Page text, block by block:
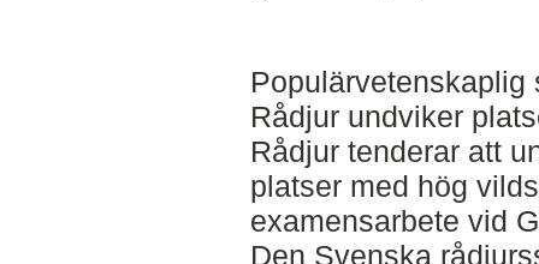
Populärvetenskaplig
Rådjur undviker
Rådjur tenderar att
platser med hög
examensarbete vid
Den Svenska